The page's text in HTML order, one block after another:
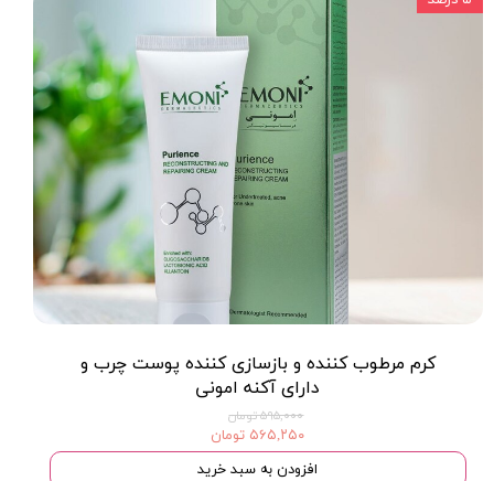
کرم مرطوب کننده و بازسازى کننده پوست چرب و
داراى آکنه امونی
۵۹۵,۰۰۰ تومان
۵۶۵,۲۵۰ تومان
افزودن به سبد خرید